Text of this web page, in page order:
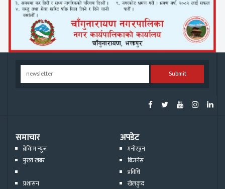
Submit
समाचार
ब्रेकिंग न्युज
मुख्य खबर
प्रशासन
अपडेट
मनोरञ्जन
बिजनेस
प्रविधि
खेलकुद